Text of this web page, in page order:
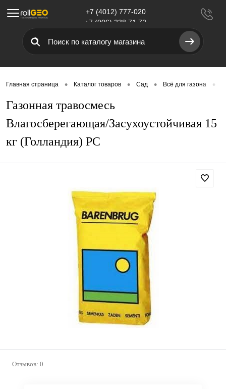
Меню
+7 (4012) 777-020
+7 (906) 238 71 72
Главная страница • Каталог товаров • Сад • Всё для газона •
Газонная травосмесь
Влагосберегающая/Засухоустойчивая 15
кг (Голландия) РС
Отзывов: 0